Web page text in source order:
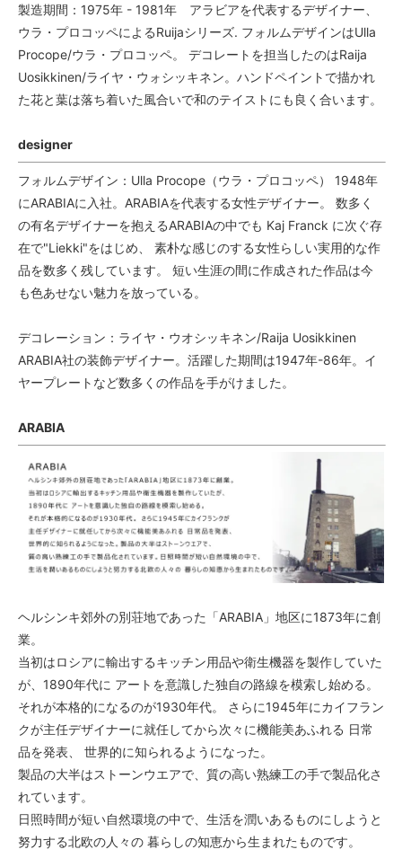
製造期間：1975年 - 1981年 アラビアを代表するデザイナー、
ウラ・プロコッペによるRuijaシリーズ. フォルムデザインはUlla
Procope/ウラ・プロコッペ。 デコレートを担当したのはRaija
Uosikkinen/ライヤ・ウォシッキネン。ハンドペイントで描かれ
た花と葉は落ち着いた風合いで和のテイストにも良く合います。
designer
フォルムデザイン：Ulla Procope（ウラ・プロコッペ） 1948年
にARABIAに入社。ARABIAを代表する女性デザイナー。 数多く
の有名デザイナーを抱えるARABIAの中でも Kaj Franck に次ぐ存
在で"Liekki"をはじめ、 素朴な感じのする女性らしい実用的な作
品を数多く残しています。 短い生涯の間に作成された作品は今
も色あせない魅力を放っている。
デコレーション：ライヤ・ウオシッキネン/Raija Uosikkinen
ARABIA社の装飾デザイナー。活躍した期間は1947年-86年。イ
ヤープレートなど数多くの作品を手がけました。
ARABIA
ヘルシンキ郊外の別荘地であった「ARABIA」地区に1873年に創
業。
当初はロシアに輸出するキッチン用品や衛生機器を製作していた
が、1890年代に アートを意識した独自の路線を模索し始める。
それが本格的になるのが1930年代。 さらに1945年にカイフラン
クが主任デザイナーに就任してから次々に機能美あふれる 日常
品を発表、 世界的に知られるようになった。
製品の大半はストーンウエアで、質の高い熟練工の手で製品化さ
れています。
日照時間が短い自然環境の中で、生活を潤いあるものにしようと
努力する北欧の人々の 暮らしの知恵から生まれたものです。